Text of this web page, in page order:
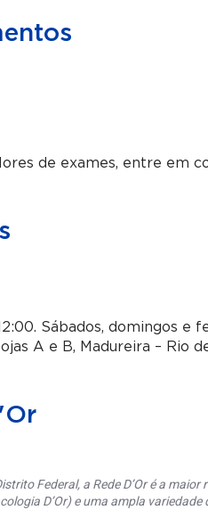
de exames, entre em
Sábados, domingos e
A e B, Madureira – Rio
Federal, a Rede D’Or é a
D’Or) e uma ampla variedade